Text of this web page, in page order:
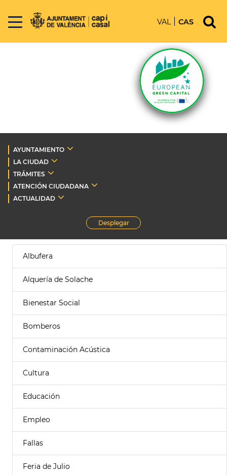
VAL CAS
AYUNTAMIENTO
LA CIUDAD
TRÁMITES
ATENCIÓN CIUDADANA
ACTUALIDAD
Desplegar
Albufera
Alquería de Solache
Bienestar Social
Bomberos
Contaminación Acústica
Cultura
Educación
Empleo
Fallas
Feria de Julio